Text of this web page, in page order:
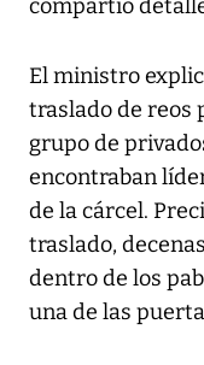
compartió
El ministro
traslado de reos
grupo de
encontraban
de la cárcel.
traslado,
dentro de los
una de las